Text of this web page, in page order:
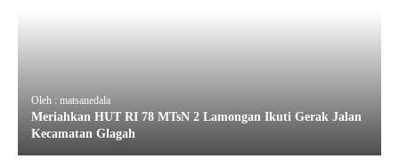
Oleh : matsanedala
Meriahkan HUT RI 78 MTsN 2 Lamongan Ikuti Gerak Jalan
Kecamatan Glagah